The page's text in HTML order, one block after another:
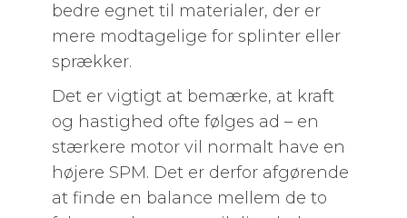
bedre egnet til materialer, der er
mere modtagelige for splinter eller
sprækker.
Det er vigtigt at bemærke, at kraft
og hastighed ofte følges ad – en
stærkere motor vil normalt have en
højere SPM. Det er derfor afgørende
at finde en balance mellem de to